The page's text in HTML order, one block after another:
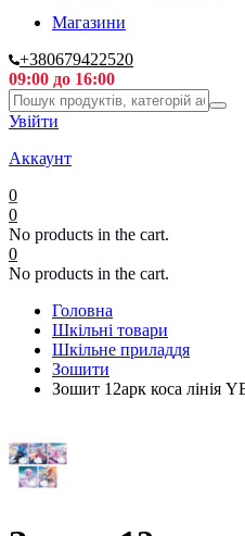
Магазини
+380679422520
09:00 до 16:00
Увійти
Аккаунт
0
0
No products in the cart.
0
No products in the cart.
Головна
Шкільні товари
Шкільне приладдя
Зошити
Зошит 12арк коса лінія